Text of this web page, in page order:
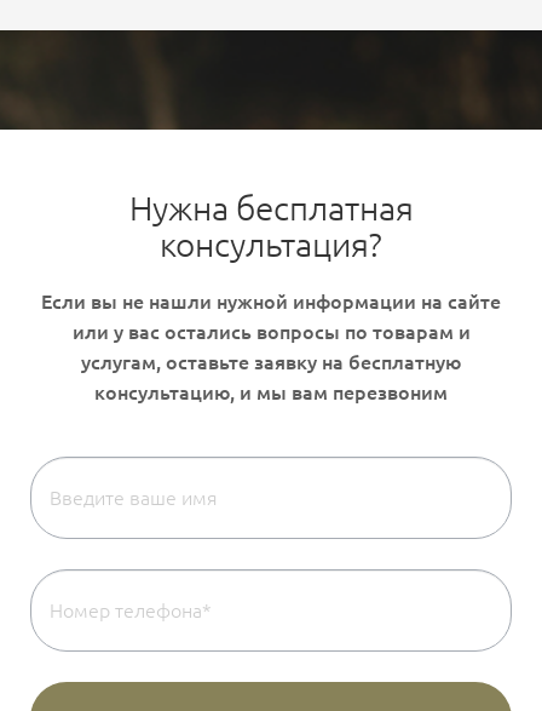
Нужна бесплатная
консультация?